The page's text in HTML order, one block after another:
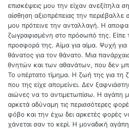
επισκέψεις μου την είχαν ανεξίτηλα
αίσθηση αξιοπρέπειας την
μου πρότεινε την ανταλλαγή. Η
ζωγραφισμένη στο πρόσωπό της. Είπε
προσφορά της. Αίμα για αίμα. Ψυχή
θάνατος για τον θάνατο. Μια
θνητών και των αθανάτων, που δεν
Το υπέρτατο τίμημα. Η ζωή της για τη
που της είχε απομείνει. Δεν
αιώνες να το αντιμετωπίσω. Η αγάπη
αρκετά αδύναμη τις περισσότερες
φόβο και την έχω δει αρκετές φορές
χάνεται σαν το κερί. Η μοναδική